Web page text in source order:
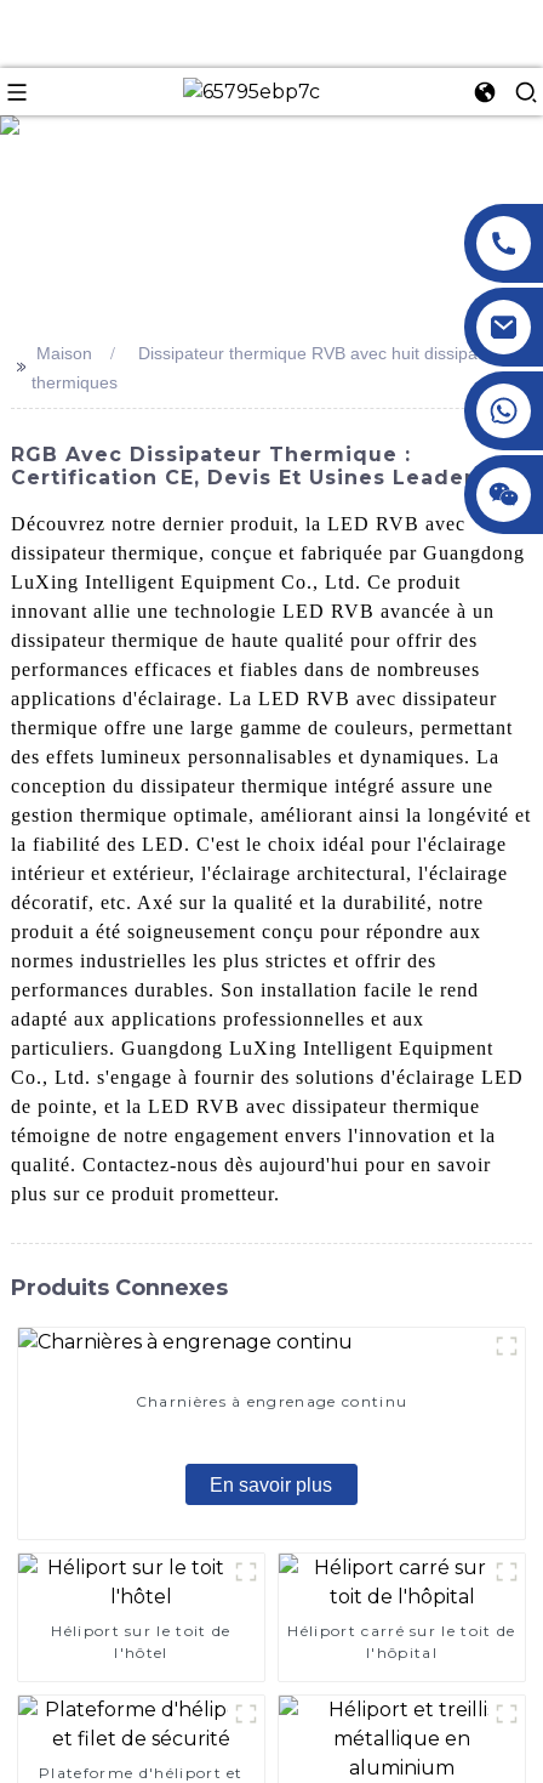
+86 18145770882
+86 18145770882
>>
Maison
Dissipateur thermique RVB avec huit dissipateurs
thermiques
RGB Avec Dissipateur Thermique :
Certification CE, Devis Et Usines Leaders
Découvrez notre dernier produit, la LED RVB avec
dissipateur thermique, conçue et fabriquée par Guangdong
LuXing Intelligent Equipment Co., Ltd. Ce produit
innovant allie une technologie LED RVB avancée à un
dissipateur thermique de haute qualité pour offrir des
performances efficaces et fiables dans de nombreuses
applications d'éclairage. La LED RVB avec dissipateur
thermique offre une large gamme de couleurs, permettant
des effets lumineux personnalisables et dynamiques. La
conception du dissipateur thermique intégré assure une
gestion thermique optimale, améliorant ainsi la longévité et
la fiabilité des LED. C'est le choix idéal pour l'éclairage
intérieur et extérieur, l'éclairage architectural, l'éclairage
décoratif, etc. Axé sur la qualité et la durabilité, notre
produit a été soigneusement conçu pour répondre aux
normes industrielles les plus strictes et offrir des
performances durables. Son installation facile le rend
adapté aux applications professionnelles et aux
particuliers. Guangdong LuXing Intelligent Equipment
Co., Ltd. s'engage à fournir des solutions d'éclairage LED
de pointe, et la LED RVB avec dissipateur thermique
témoigne de notre engagement envers l'innovation et la
qualité. Contactez-nous dès aujourd'hui pour en savoir
plus sur ce produit prometteur.
Produits Connexes
Charnières à engrenage continu
En savoir plus
Héliport sur le toit de
l'hôtel
Héliport carré sur le toit de
l'hôpital
Plateforme d'héliport et